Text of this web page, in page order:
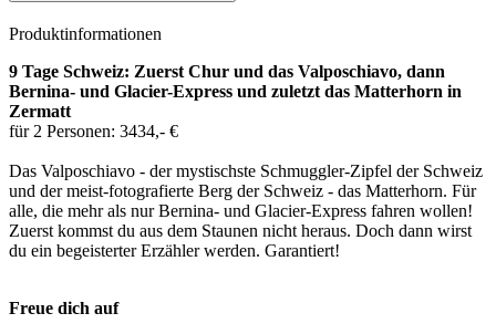
Produktinformationen
9 Tage Schweiz: Zuerst Chur und das Valposchiavo, dann
Bernina- und Glacier-Express und zuletzt das Matterhorn in
Zermatt
für 2 Personen: 3434,- €
Das Valposchiavo - der mystischste Schmuggler-Zipfel der Schweiz
und der meist-fotografierte Berg der Schweiz - das Matterhorn. Für
alle, die mehr als nur Bernina- und Glacier-Express fahren wollen!
Zuerst kommst du aus dem Staunen nicht heraus. Doch dann wirst
du ein begeisterter Erzähler werden. Garantiert!
Freue dich auf